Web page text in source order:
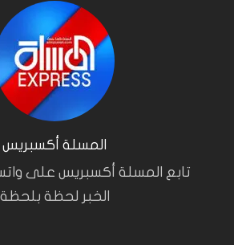
المسلة أكسبريس
تابع المسلة أكسبريس على
الخبر لحظة بلحظة